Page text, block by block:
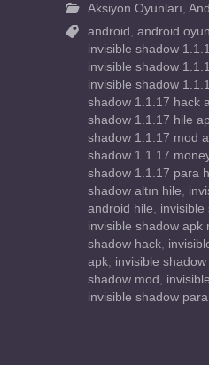
Aksiyon Oyunları
android android
invisible shadow
invisible shadow
invisible shadow
shadow 1.1.17 hack
shadow 1.1.17 hile
shadow 1.1.17 mod
shadow 1.1.17
shadow 1.1.17 para
shadow altın hile
android hile
invisible
invisible shadow apk
shadow hack
apk invisible
shadow mod
invisible shadow